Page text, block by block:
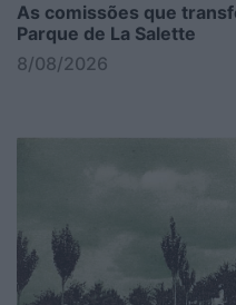
As comissões que
Parque de La Salette
8/08/2026